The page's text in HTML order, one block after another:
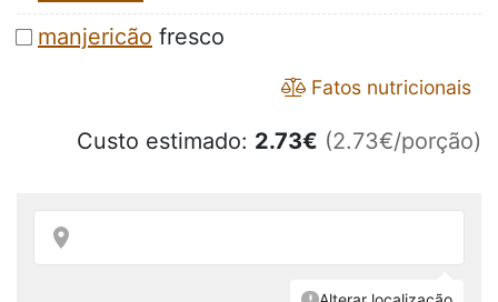
manjericão fresco
Fatos nutricionais
Custo estimado: 2.73€ (2.73€/porção)